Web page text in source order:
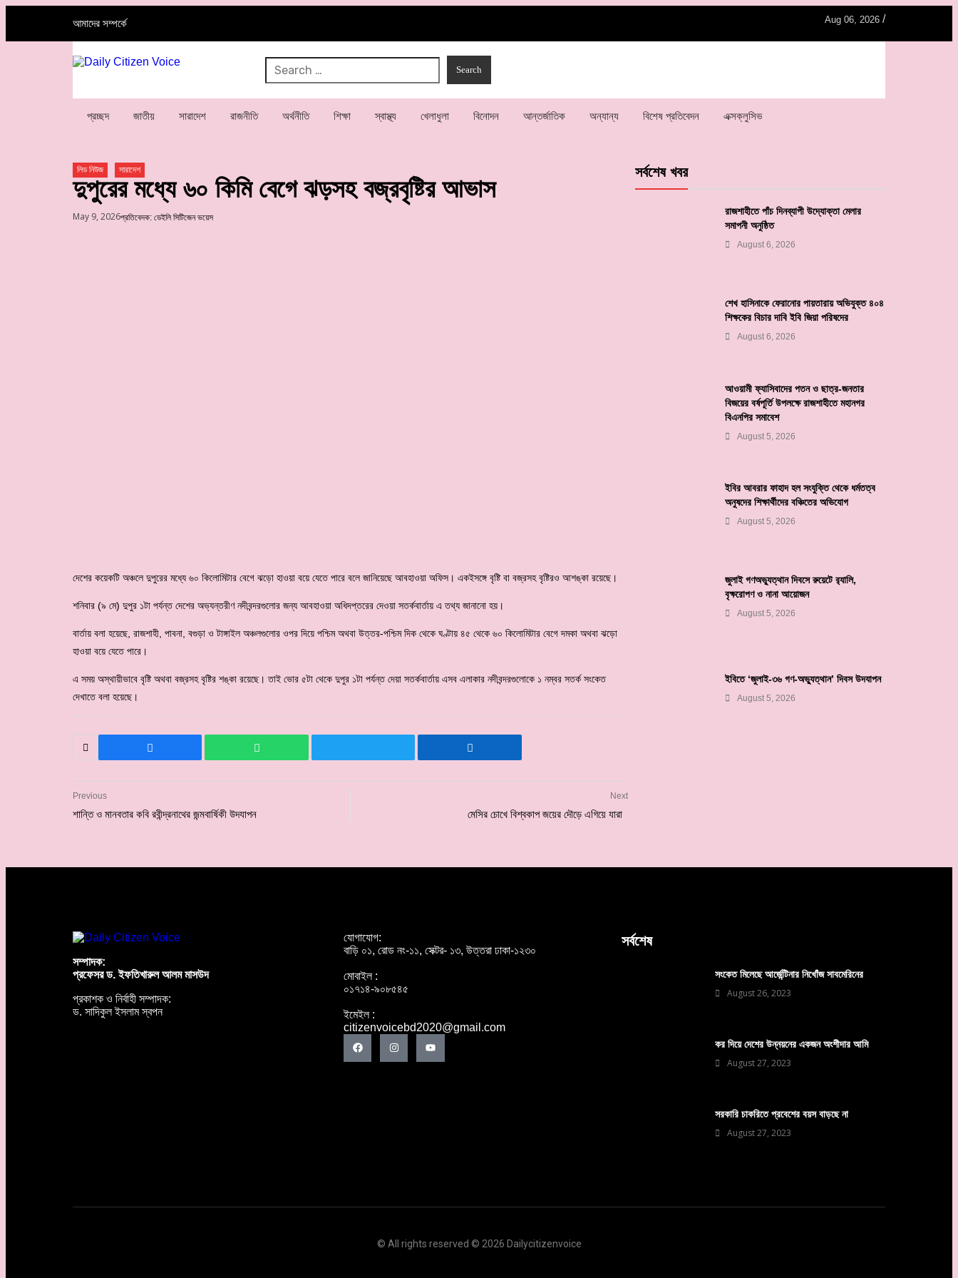
আমাদের সম্পর্কে Aug 06, 2026 /
প্রচ্ছদ জাতীয় সারাদেশ রাজনীতি অর্থনীতি শিক্ষা স্বাস্থ্য খেলাধুলা বিনোদন আন্তর্জাতিক অন্যান্য বিশেষ প্রতিবেদন এক্সক্লুসিভ
লিড নিউজ সারাদেশ
দুপুরের মধ্যে ৬০ কিমি বেগে ঝড়সহ বজ্রবৃষ্টির আভাস
May 9, 2026প্রতিবেদক: ডেইলি সিটিজেন ভয়েস
দেশের কয়েকটি অঞ্চলে দুপুরের মধ্যে ৬০ কিলোমিটার বেগে ঝড়ো হাওয়া বয়ে যেতে পারে বলে জানিয়েছে আবহাওয়া অফিস। একইসঙ্গে বৃষ্টি বা বজ্রসহ বৃষ্টিরও আশঙ্কা রয়েছে।
শনিবার (৯ মে) দুপুর ১টা পর্যন্ত দেশের অভ্যন্তরীণ নদীবন্দরগুলোর জন্য আবহাওয়া অধিদপ্তরের দেওয়া সতর্কবার্তায় এ তথ্য জানানো হয়।
বার্তায় বলা হয়েছে, রাজশাহী, পাবনা, বগুড়া ও টাঙ্গাইল অঞ্চলগুলোর ওপর দিয়ে পশ্চিম অথবা উত্তর-পশ্চিম দিক থেকে ঘণ্টায় ৪৫ থেকে ৬০ কিলোমিটার বেগে দমকা অথবা ঝড়ো
হাওয়া বয়ে যেতে পারে।
এ সময় অস্থায়ীভাবে বৃষ্টি অথবা বজ্রসহ বৃষ্টির শঙ্কা রয়েছে। তাই ভোর ৫টা থেকে দুপুর ১টা পর্যন্ত দেয়া সতর্কবার্তায় এসব এলাকার নদীবন্দরগুলোকে ১ নম্বর সতর্ক সংকেত
দেখাতে বলা হয়েছে।
Previous
শান্তি ও মানবতার কবি রবীন্দ্রনাথের জন্মবার্ষিকী উদযাপন
Next
মেসির চোখে বিশ্বকাপ জয়ের দৌড়ে এগিয়ে যারা
সর্বশেষ খবর
রাজশাহীতে পাঁচ দিনব্যাপী উদ্যোক্তা মেলার
সমাপনী অনুষ্ঠিত
August 6, 2026
শেখ হাসিনাকে ফেরানোর পায়তারায় অভিযুক্ত ৪০৪
শিক্ষকের বিচার দাবি ইবি জিয়া পরিষদের
August 6, 2026
আওয়ামী ফ্যাসিবাদের পতন ও ছাত্র-জনতার
বিজয়ের বর্ষপূর্তি উপলক্ষে রাজশাহীতে মহানগর
বিএনপির সমাবেশ
August 5, 2026
ইবির আবরার ফাহাদ হল সংযুক্তি থেকে ধর্মতত্ব
অনুষদের শিক্ষার্থীদের বঞ্চিতের অভিযোগ
August 5, 2026
জুলাই গণঅভ্যুত্থান দিবসে রুয়েটে র‌্যালি,
বৃক্ষরোপণ ও নানা আয়োজন
August 5, 2026
ইবিতে ‘জুলাই-৩৬ গণ-অভ্যুত্থান’ দিবস উদযাপন
August 5, 2026
সম্পাদক:
প্রফেসর ড. ইফতিখারুল আলম মাসউদ
প্রকাশক ও নির্বাহী সম্পাদক:
ড. সাদিকুল ইসলাম স্বপন
যোগাযোগ:
বাড়ি ০১, রোড নং-১১, সেক্টর- ১৩, উত্তরা ঢাকা-১২৩০
মোবাইল :
০১৭১৪-৯০৮৫৪৫
ইমেইল :
citizenvoicebd2020@gmail.com
সর্বশেষ
সংকেত মিলেছে আর্জেন্টিনার নিখোঁজ সাবমেরিনের
August 26, 2023
কর দিয়ে দেশের উন্নয়নের একজন অংশীদার আমি
August 27, 2023
সরকারি চাকরিতে প্রবেশের বয়স বাড়ছে না
August 27, 2023
© All rights reserved © 2026 Dailycitizenvoice